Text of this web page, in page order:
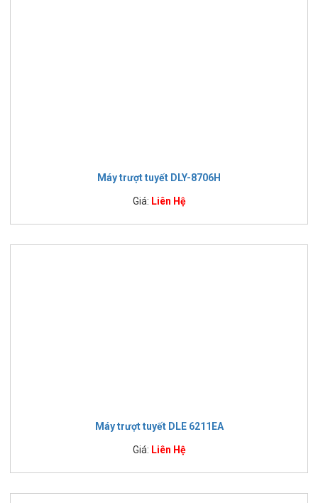
Máy trượt tuyết DLY-8706H
Giá: Liên Hệ
Máy trượt tuyết DLE 6211EA
Giá: Liên Hệ